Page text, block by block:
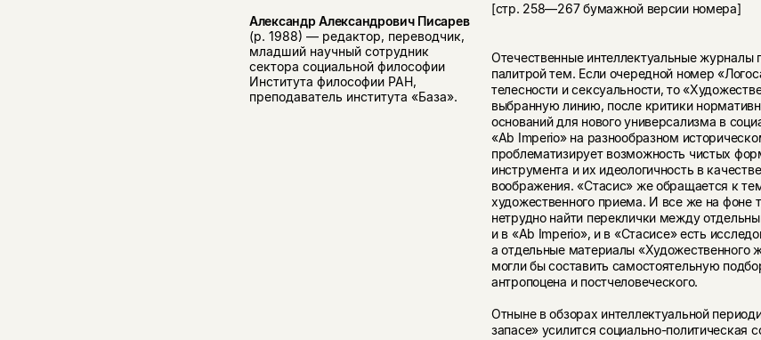
Александр Александрович Писарев
(р. 1988) — редактор, переводчик,
младший научный сотрудник
сектора социальной философии
Института философии РАН,
преподаватель института «База».
[стр. 258—267 бумажной версии номера]
Отечественные интеллектуальные журналы
палитрой тем. Если очередной номер
телесности и сексуальности, то
выбранную линию, после критики
оснований для нового универсализма в
«Ab Imperio» на разнообразном
проблематизирует возможность чистых
инструмента и их идеологичность в
воображения. «Стасис» же обращается к
художественного приема. И все же на фоне
нетрудно найти переклички между
и в «Ab Imperio», и в «Стасисе» есть
а отдельные материалы «Художественного
могли бы составить самостоятельную
антропоцена и постчеловеческого.
Отныне в обзорах интеллектуальной
запасе» усилится социально-политическая